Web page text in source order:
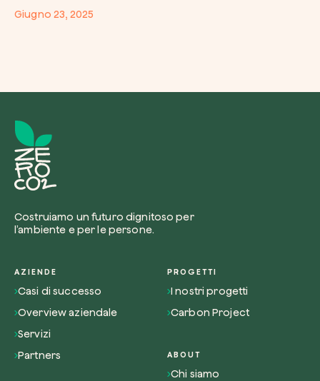
Giugno 23, 2025
Costruiamo un futuro dignitoso per
l’ambiente e per le persone.
AZIENDE
Casi di successo
Overview aziendale
Servizi
Partners
PROGETTI
I nostri progetti
Carbon Project
ABOUT
Chi siamo